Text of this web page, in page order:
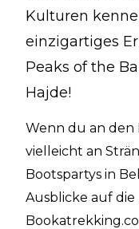
Kulturen
einzigartiges
Peaks of the
Hajde!
Wenn du an den
vielleicht an
Bootspartys in
Ausblicke auf die